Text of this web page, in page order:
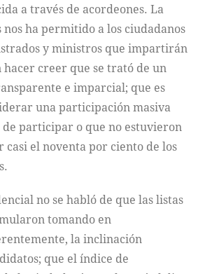
a través de acordeones. La
ha permitido a los ciudadanos
y ministros que impartirán
creer que se trató de un
e imparcial; que es
una participación masiva
de participar o que no estuvieron
casi el noventa por ciento de los
no se habló de que las listas
tomando en
la inclinación
que el índice de